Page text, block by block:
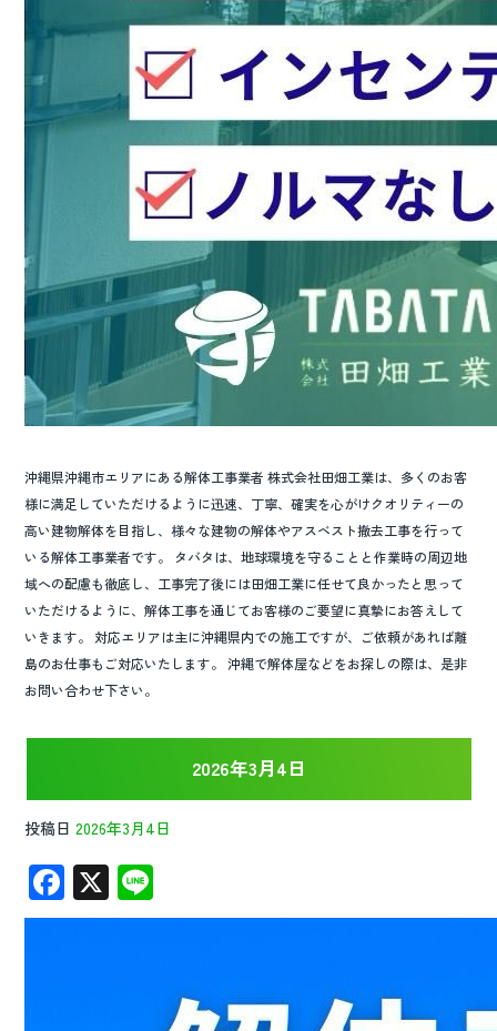
沖縄県沖縄市エリアにある解体工事業者 株式会社田畑工業は、多くのお客
様に満足していただけるように迅速、丁寧、確実を心がけクオリティーの
高い建物解体を目指し、様々な建物の解体やアスベスト撤去工事を行って
いる解体工事業者です。 タバタは、地球環境を守ることと作業時の周辺地
域への配慮も徹底し、工事完了後には田畑工業に任せて良かったと思って
いただけるように、解体工事を通じてお客様のご要望に真摯にお答えして
いきます。 対応エリアは主に沖縄県内での施工ですが、ご依頼があれば離
島のお仕事もご対応いたします。 沖縄で解体屋などをお探しの際は、是非
お問い合わせ下さい。
2026年3月4日
投稿日 2026年3月4日
F
ac
X
n